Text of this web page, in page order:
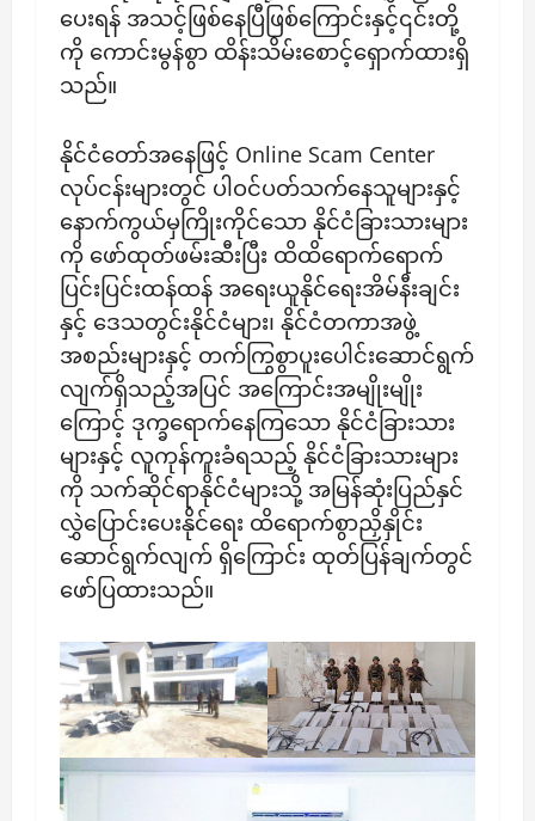
ပေးရန် အသင့်ဖြစ်နေပြီဖြစ်ကြောင်းနှင့်၎င်းတို့
ကို ကောင်းမွန်စွာ ထိန်းသိမ်းစောင့်ရှောက်ထားရှိ
သည်။
နိုင်ငံတော်အနေဖြင့် Online Scam Center
လုပ်ငန်းများတွင် ပါဝင်ပတ်သက်နေသူများနှင့်
နောက်ကွယ်မှကြိုးကိုင်သော နိုင်ငံခြားသားများ
ကို ဖော်ထုတ်ဖမ်းဆီးပြီး ထိထိရောက်ရောက်
ပြင်းပြင်းထန်ထန် အရေးယူနိုင်ရေးအိမ်နီးချင်း
နှင့် ဒေသတွင်းနိုင်ငံများ၊ နိုင်ငံတကာအဖွဲ့
အစည်းများနှင့် တက်ကြွစွာပူးပေါင်းဆောင်ရွက်
လျက်ရှိသည့်အပြင် အကြောင်းအမျိုးမျိုး
ကြောင့် ဒုက္ခရောက်နေကြသော နိုင်ငံခြားသား
များနှင့် လူကုန်ကူးခံရသည့် နိုင်ငံခြားသားများ
ကို သက်ဆိုင်ရာနိုင်ငံများသို့ အမြန်ဆုံးပြည်နှင်
လွှဲပြောင်းပေးနိုင်ရေး ထိရောက်စွာညှိနှိုင်း
ဆောင်ရွက်လျက် ရှိကြောင်း ထုတ်ပြန်ချက်တွင်
ဖော်ပြထားသည်။